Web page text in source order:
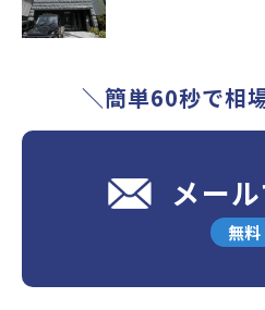
＼簡単60秒で相
メー
無料